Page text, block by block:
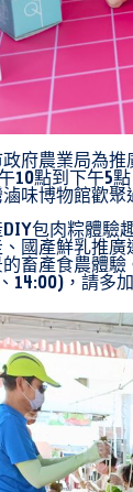
府農業局為
10點到下午5
味博物館歡聚
包肉粽體驗
國產鮮乳推
畜產食農體
14:00)，請多